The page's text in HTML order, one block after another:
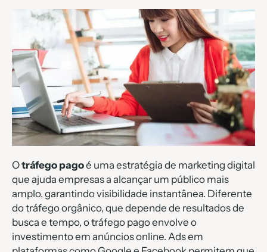
Otráfego pagoé uma estratégia de marketing digital
que ajuda empresas a alcançar um público mais
amplo, garantindo visibilidade instantânea. Diferente
do tráfego orgânico, que depende de resultados de
busca e tempo, o tráfego pago envolve o
investimento em anúncios online. Ads em